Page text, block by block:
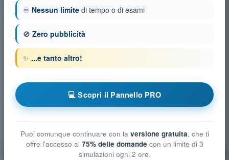
Sicurezza del Volo
♾️ Nessun limite di tempo o di esami
🚫 Zero pubblicità
✨ ...e tanto altro!
💻 Scopri il Pannello PRO
Puoi comunque continuare con la versione gratuita, che ti
offre l'accesso al 75% delle domande con un limite di 3
simulazioni ogni 2 ore.